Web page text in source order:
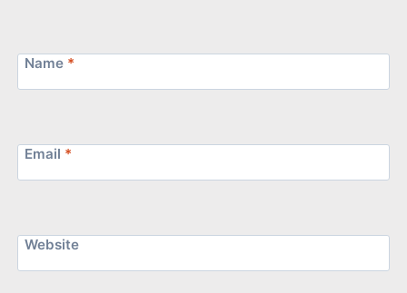
Name *
Email *
Website